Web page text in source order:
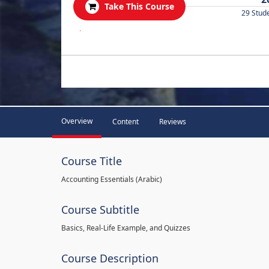
Take This Course
29
.
Overview Content Reviews
Course Title
Accounting Essentials (Arabic)
Course Subtitle
Basics, Real-Life Example, and Quizzes
Course Description